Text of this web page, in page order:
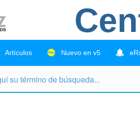
Artículos Nuevo en v5